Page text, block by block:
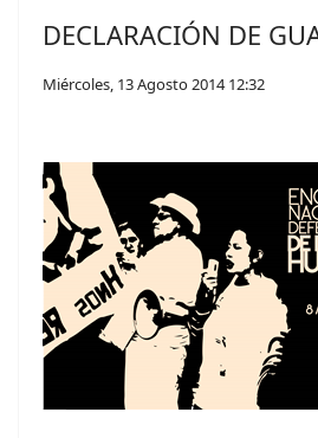
DECLARACIÓN DE
Miércoles, 13 Agosto 2014 12:32